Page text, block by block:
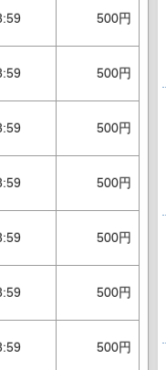
500円
500円
500円
500円
500円
500円
500円